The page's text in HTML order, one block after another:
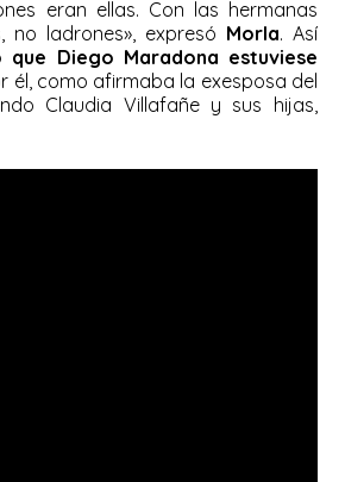
eran ellas. Con las hermanas
no ladrones», expresó Morla. Así
que Diego Maradona estuviese
él, como afirmaba la exesposa del
Claudia Villafañe y sus hijas,